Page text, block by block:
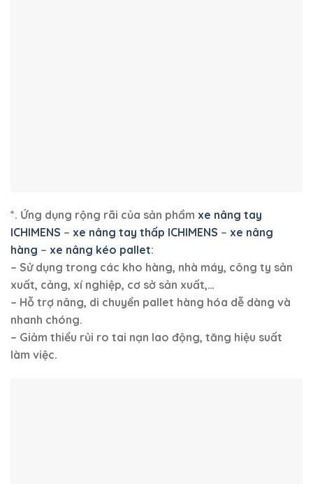
*. Ứng dụng rộng rãi của sản phẩm xe nâng tay
ICHIMENS – xe nâng tay thấp ICHIMENS – xe nâng
hàng – xe nâng kéo pallet:
– Sử dụng trong các kho hàng, nhà máy, công ty sản
xuất, cảng, xí nghiệp, cơ sở sản xuất,…
– Hỗ trợ nâng, di chuyển pallet hàng hóa dễ dàng và
nhanh chóng.
– Giảm thiểu rủi ro tai nạn lao động, tăng hiệu suất
làm việc.